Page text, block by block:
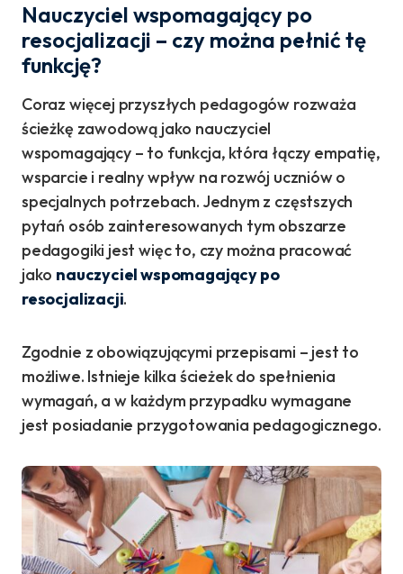
Nauczyciel wspomagający po
resocjalizacji – czy można pełnić tę
funkcję?
Coraz więcej przyszłych pedagogów rozważa
ścieżkę zawodową jako nauczyciel
wspomagający – to funkcja, która łączy empatię,
wsparcie i realny wpływ na rozwój uczniów o
specjalnych potrzebach. Jednym z częstszych
pytań osób zainteresowanych tym obszarze
pedagogiki jest więc to, czy można pracować
jako nauczyciel wspomagający po
resocjalizacji.
Zgodnie z obowiązującymi przepisami – jest to
możliwe. Istnieje kilka ścieżek do spełnienia
wymagań, a w każdym przypadku wymagane
jest posiadanie przygotowania pedagogicznego.